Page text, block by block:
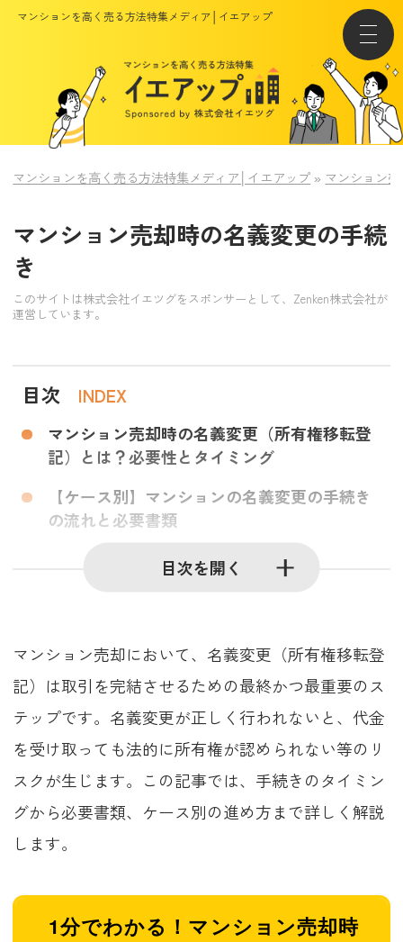
マンションを高く売る方法特集メディア│イエアップ
マンションを高く売る方法特集メディア│イエアップ » マンション
マンション売却時の名義変更の手続
き
このサイトは株式会社イエツグをスポンサーとして、Zenken株式会社が
運営しています。
目次
マンション売却時の名義変更（所有権移転登
記）とは？必要性とタイミング
【ケース別】マンションの名義変更の手続き
の流れと必要書類
マンションの名義変更にかかる費用・税金と
司法書士への依頼
目次を開く
マンション売却において、名義変更（所有権移転登
記）は取引を完結させるための最終かつ最重要のス
テップです。名義変更が正しく行われないと、代金
を受け取っても法的に所有権が認められない等のリ
スクが生じます。この記事では、手続きのタイミン
グから必要書類、ケース別の進め方まで詳しく解説
します。
1分でわかる！マンション売却時